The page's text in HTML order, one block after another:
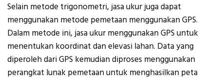
Selain metode trigonometri, jasa ukur juga dapat
menggunakan metode pemetaan menggunakan GPS.
Dalam metode ini, jasa ukur menggunakan GPS untuk
menentukan koordinat dan elevasi lahan. Data yang
diperoleh dari GPS kemudian diproses menggunakan
perangkat lunak pemetaan untuk menghasilkan peta